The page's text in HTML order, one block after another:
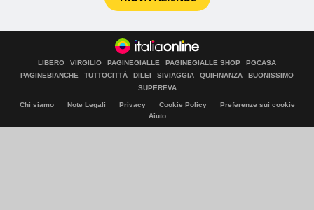
LIBERO VIRGILIO PAGINEGIALLE PAGINEGIALLE SHOP
PGCASA
PAGINEBIANCHE
TUTTOCITTÀ DILEI SIVIAGGIA QUIFINANZA
BUONISSIMO
SUPEREVA
Chi siamo Note Legali Privacy Cookie Policy
Preferenze sui cookie
Aiuto